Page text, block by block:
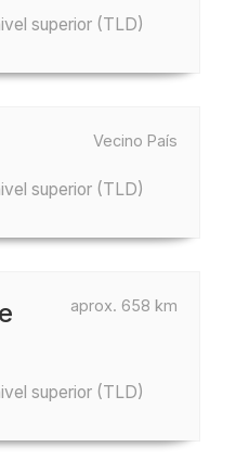
superior (TLD)
Vecino País
superior (TLD)
aprox. 658 km
superior (TLD)